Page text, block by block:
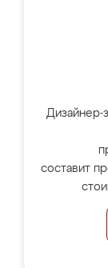
Дизайнер-
составит